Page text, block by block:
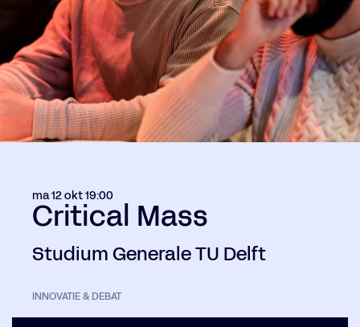
Critical Mass
Studium Generale TU Delft
ma 12 okt19:00
INNOVATIE & DEBAT